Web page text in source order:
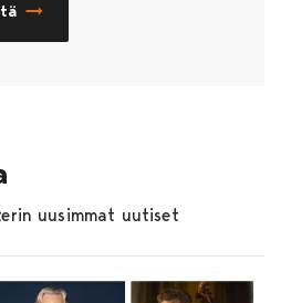
uusimmat uutiset